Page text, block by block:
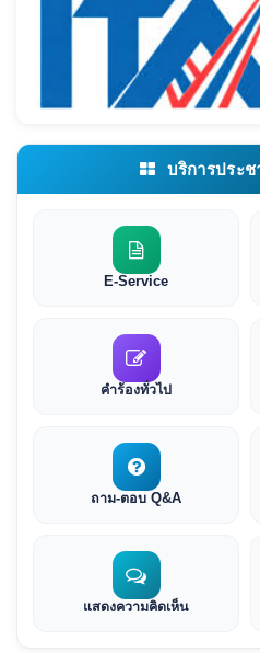
บริการประ
E-Service
คำร้องทั่วไป
ถาม-ตอบ Q&A
แสดงความคิดเห็น